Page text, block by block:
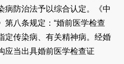
病防治法予以综合认定。《中
第八条规定：“婚前医学检查
定传染病、有关精神病。经婚
应当出具婚前医学检查证